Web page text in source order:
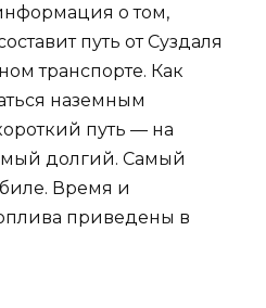
о том,
путь от Суздаля
транспорте. Как
наземным
путь — на
долгий. Самый
Время и
приведены в